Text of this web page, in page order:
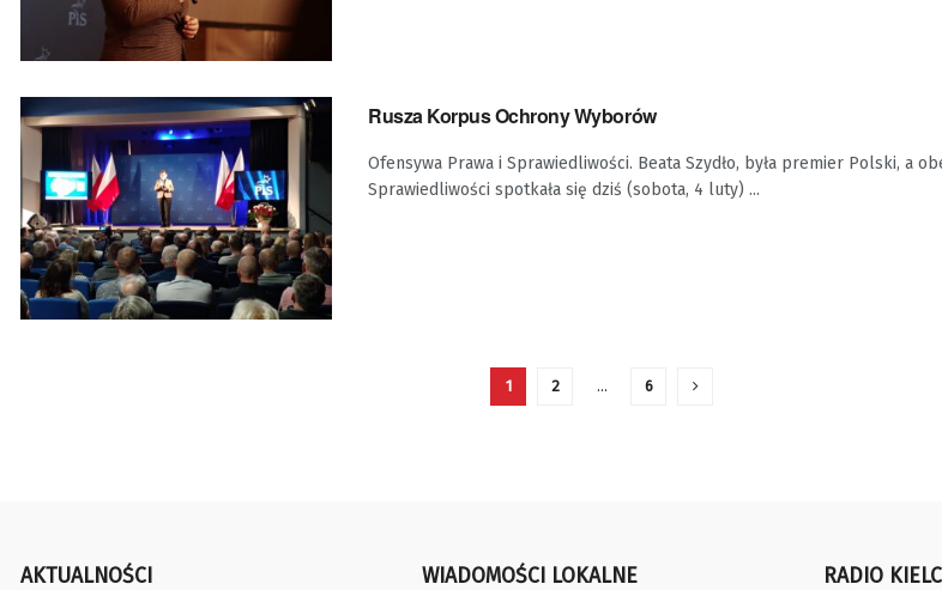
Rusza Korpus Ochrony Wyborów
Ofensywa Prawa i Sprawiedliwości. Beata Szydło, była premier Polski, a
Sprawiedliwości spotkała się dziś (sobota, 4 luty) ...
1 2 … 6
AKTUALNOŚCI WIADOMOŚCI LOKALNE RADIO